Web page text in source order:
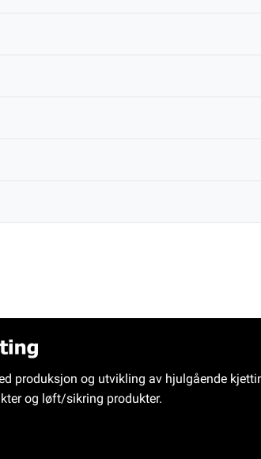
produksjon og utvikling av hjulgående
og løft/sikring produkter.